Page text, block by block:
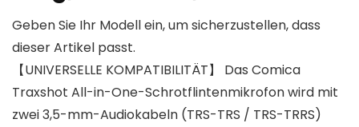
Geben Sie Ihr Modell ein, um sicherzustellen, dass
dieser Artikel passt.
【UNIVERSELLE KOMPATIBILITÄT】 Das Comica
Traxshot All-in-One-Schrotflintenmikrofon wird mit
zwei 3,5-mm-Audiokabeln (TRS-TRS / TRS-TRRS)